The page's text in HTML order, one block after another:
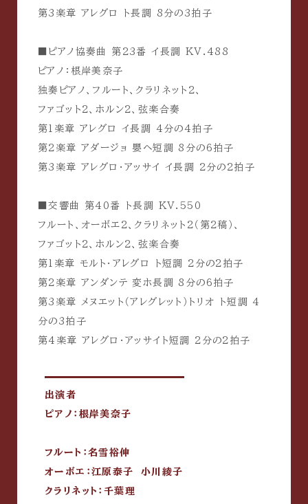
第3楽章 アレグロ ト長調 8分の3拍子
■ピアノ協奏曲 第23番 イ長調 KV.488
ピアノ：根岸美奈子
独奏ピアノ、フルート、クラリネット2、
ファゴット2、ホルン2、弦楽合奏
第1楽章 アレグロ イ長調 4分の4拍子
第2楽章 アダージョ 嬰ヘ短調 8分の6拍子
第3楽章 アレグロ・アッサイ イ長調 2分の2拍子
■交響曲 第40番 ト長調 KV.550
フルート、オーボエ2、クラリネット2（第2稿）、
ファゴット2、ホルン2、弦楽合奏
第1楽章 モルト・アレグロ ト短調 2分の2拍子
第2楽章 アンダンテ 変ホ長調 8分の6拍子
第3楽章 メヌエット（アレグレット）トリオ ト短調 4
分の3拍子
第4楽章 アレグロ・アッサイト短調 2分の2拍子
出演者
ピアノ：根岸美奈子
フルート：名雪裕伸
オーボエ：江原泰子 小川綾子
クラリネット：千葉理